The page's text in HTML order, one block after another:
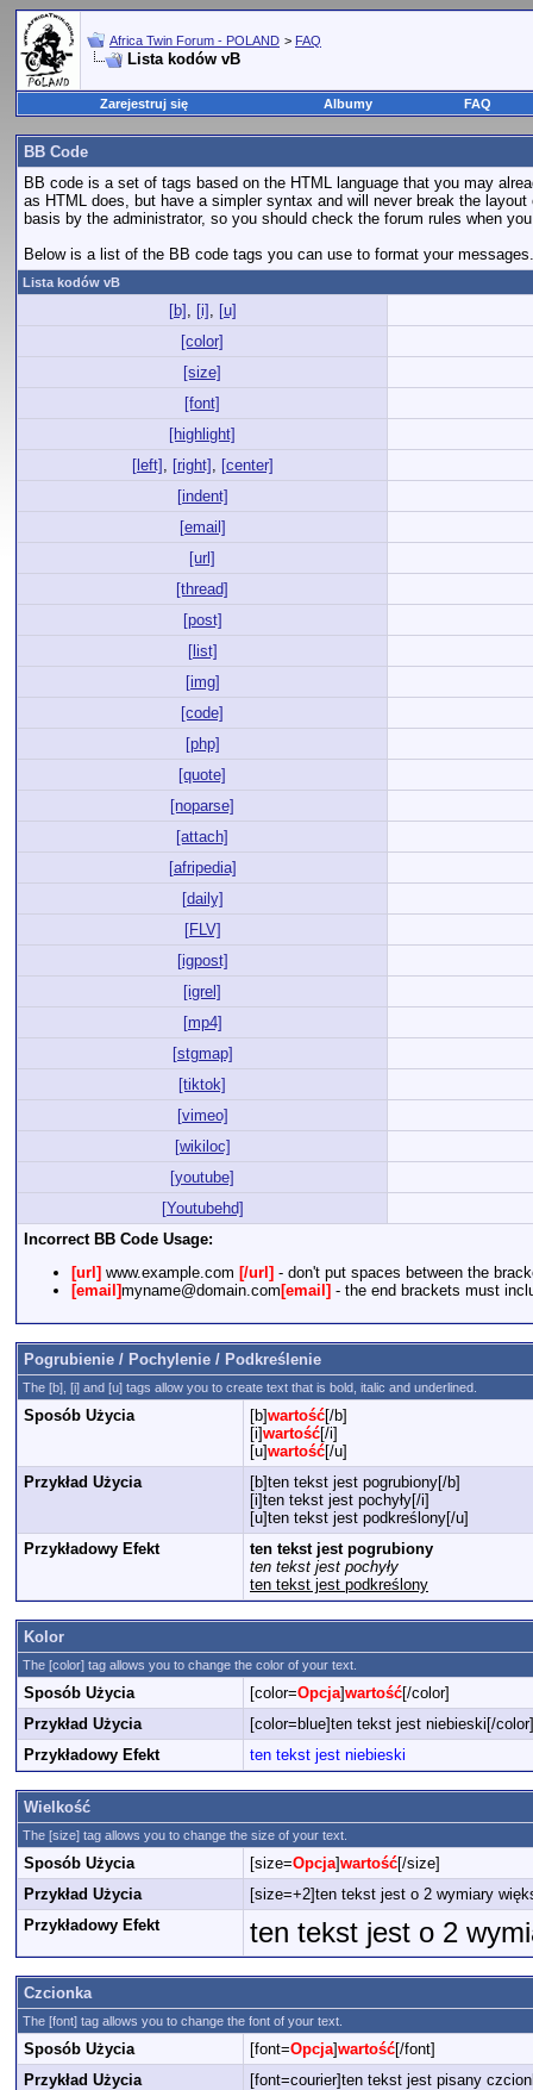
Africa Twin Forum - POLAND > FAQ
Lista kodów vB
Zarejestruj się Albumy FAQ
BB Code
BB code is a set of tags based on the HTML language that you may
as HTML does, but have a simpler syntax and will never break the
basis by the administrator, so you should check the forum rules when
Below is a list of the BB code tags you can use to format your messages.
Lista kodów vB
[b] , [i] , [u]
[color]
[size]
[font]
[highlight]
[left] , [right] , [center]
[indent]
[email]
[url]
[thread]
[post]
[list]
[img]
[code]
[php]
[quote]
[noparse]
[attach]
[afripedia]
[daily]
[FLV]
[igpost]
[igrel]
[mp4]
[stgmap]
[tiktok]
[vimeo]
[wikiloc]
[youtube]
[Youtubehd]
Incorrect BB Code Usage:
[url] www.example.com [/url] - don't put spaces between the
[email]myname@domain.com [email] - the end brackets must
Pogrubienie / Pochylenie / Podkreślenie
The [b], [i] and [u] tags allow you to create text that is bold, italic and underlined.
Sposób Użycia [b]wartość[/b]
[i]wartość[/i]
[u]wartość[/u]
Przykład Użycia
[b]ten tekst jest pogrubiony[/b]
[i]ten tekst jest pochyły[/i]
[u]ten tekst jest podkreślony[/u]
Przykładowy Efekt
ten tekst jest pogrubiony
ten tekst jest pochyły
ten tekst jest podkreślony
Kolor
The [color] tag allows you to change the color of your text.
Sposób Użycia [color=Opcja]wartość[/color]
Przykład Użycia
[color=blue]ten tekst jest niebieski[/color]
Przykładowy Efekt
ten tekst jest niebieski
Wielkość
The [size] tag allows you to change the size of your text.
Sposób Użycia [size=Opcja]wartość[/size]
Przykład Użycia
[size=+2]ten tekst jest o 2 wymiary
Przykładowy Efekt
ten tekst jest o 2
Czcionka
The [font] tag allows you to change the font of your text.
Sposób Użycia [font=Opcja]wartość[/font]
Przykład Użycia
[font=courier]ten tekst jest pisany